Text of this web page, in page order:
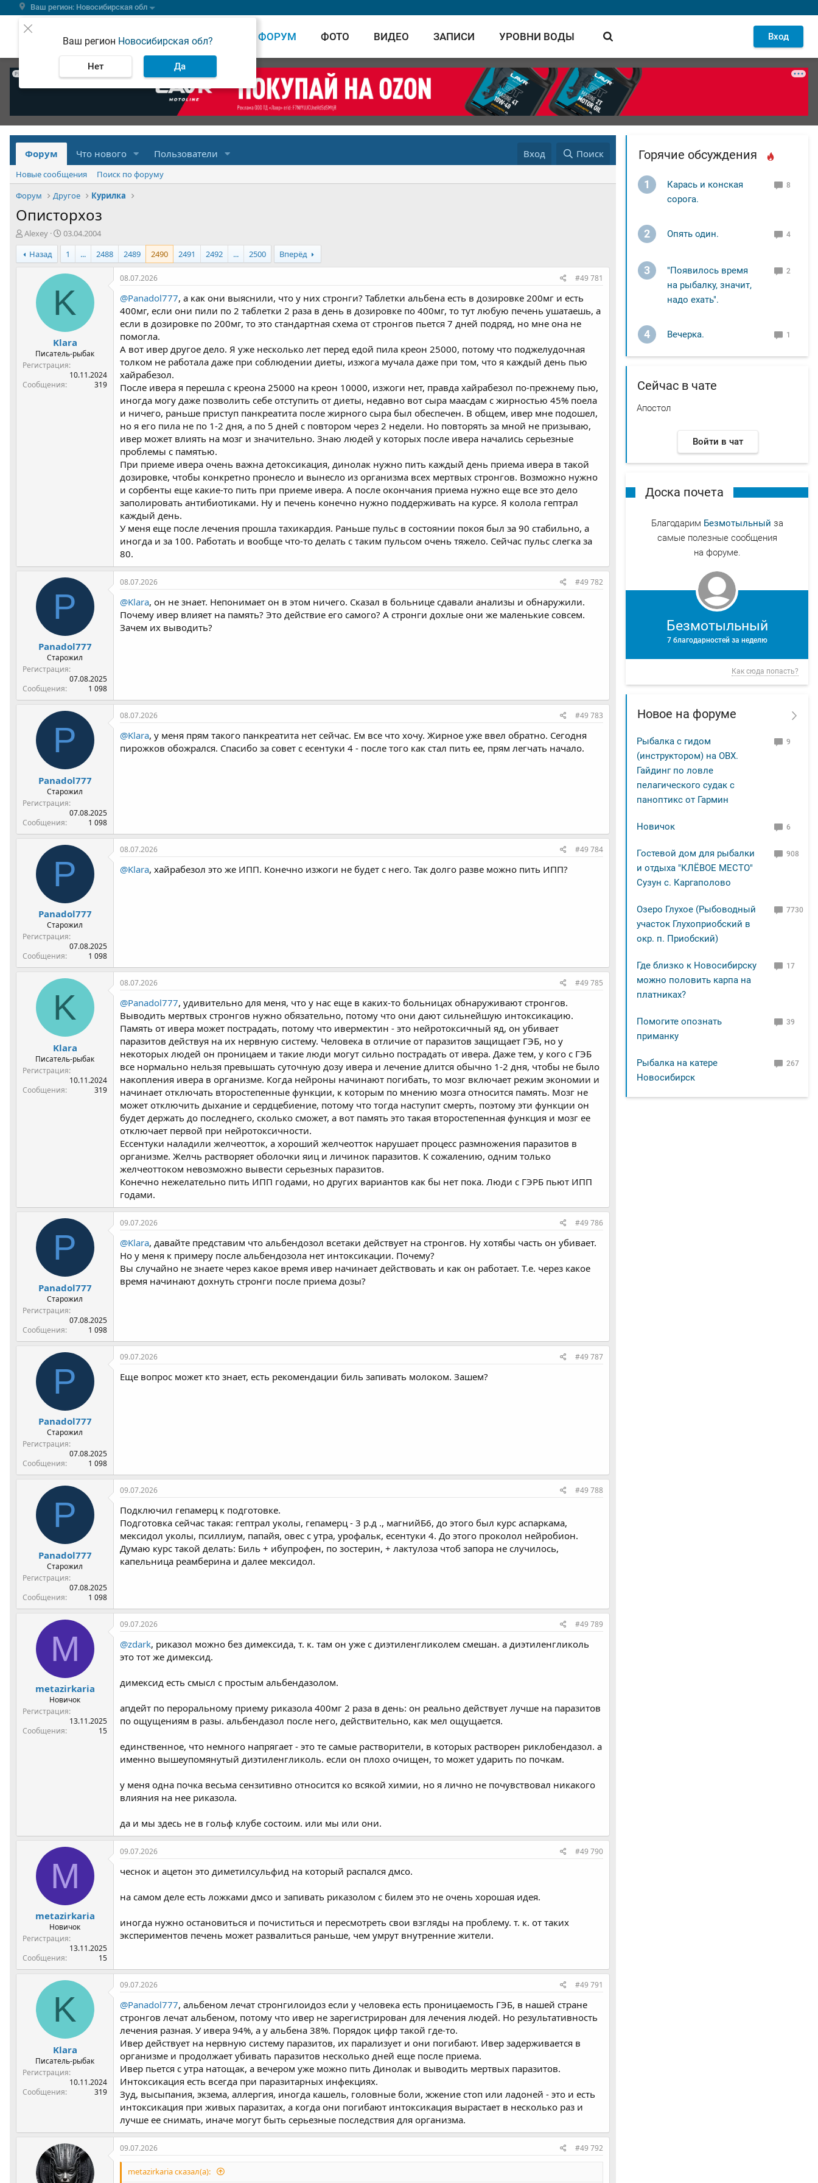
Ваш регион: Новосибирская обл
Ваш регион Новосибирская обл?
Нет Да
ВЕСТИ ФОРУМ ФОТО ВИДЕО ЗАПИСИ УРОВНИ ВОДЫ Вход
РЕКЛАМА
Форум Что нового Пользователи Вход Поиск
Новые сообщения
Поиск по форуму
Форум
Другое Курилка
Описторхоз
А
в
т
о
Alexey
Д
а
а
н
ч
а
а
03.04.2004
Назад
1 ... 2488 2489 2490 2491 2492 ... 2500 Вперёд
K
Klara
Писатель-рыбак
Регистрация
10.11.2024
Сообщения
319
08.07.2026 #49 781
@Panadol777, а как они выяснили, что у них стронги? Таблетки альбена есть в дозировке 200мг и есть
400мг, если они пили по 2 таблетки 2 раза в день в дозировке по 400мг, то тут любую печень ушатаешь, а
если в дозировке по 200мг, то это стандартная схема от стронгов пьется 7 дней подряд, но мне она не
помогла.
А вот ивер другое дело. Я уже несколько лет перед едой пила креон 25000, потому что поджелудочная
толком не работала даже при соблюдении диеты, изжога мучала даже при том, что я каждый день пью
хайрабезол.
После ивера я перешла с креона 25000 на креон 10000, изжоги нет, правда хайрабезол по-прежнему пью,
иногда могу даже позволить себе отступить от диеты, недавно вот сыра маасдам с жирностью 45% поела
и ничего, раньше приступ панкреатита после жирного сыра был обеспечен. В общем, ивер мне подошел,
но я его пила не по 1-2 дня, а по 5 дней с повтором через 2 недели. Но повторять за мной не призываю,
ивер может влиять на мозг и значительно. Знаю людей у которых после ивера начались серьезные
проблемы с памятью.
При приеме ивера очень важна детоксикация, динолак нужно пить каждый день приема ивера в такой
дозировке, чтобы конкретно пронесло и вынесло из организма всех мертвых стронгов. Возможно нужно
и сорбенты еще какие-то пить при приеме ивера. А после окончания приема нужно еще все это дело
заполировать антибиотиками. Ну и печень конечно нужно поддерживать на курсе. Я колола гептрал
каждый день.
У меня еще после лечения прошла тахикардия. Раньше пульс в состоянии покоя был за 90 стабильно, а
иногда и за 100. Работать и вообще что-то делать с таким пульсом очень тяжело. Сейчас пульс слегка за
80.
P
Panadol777
Старожил
Регистрация
07.08.2025
Сообщения
1 098
08.07.2026 #49 782
@Klara, он не знает. Непонимает он в этом ничего. Сказал в больнице сдавали анализы и обнаружили.
Почему ивер влияет на память? Это действие его самого? А стронги дохлые они же маленькие совсем.
Зачем их выводить?
P
Panadol777
Старожил
Регистрация
07.08.2025
Сообщения
1 098
08.07.2026 #49 783
@Klara, у меня прям такого панкреатита нет сейчас. Ем все что хочу. Жирное уже ввел обратно. Сегодня
пирожков обожрался. Спасибо за совет с есентуки 4 - после того как стал пить ее, прям легчать начало.
P
Panadol777
Старожил
Регистрация
07.08.2025
Сообщения
1 098
08.07.2026 #49 784
@Klara, хайрабезол это же ИПП. Конечно изжоги не будет с него. Так долго разве можно пить ИПП?
K
Klara
Писатель-рыбак
Регистрация
10.11.2024
Сообщения
319
08.07.2026 #49 785
@Panadol777, удивительно для меня, что у нас еще в каких-то больницах обнаруживают стронгов.
Выводить мертвых стронгов нужно обязательно, потому что они дают сильнейшую интоксикацию.
Память от ивера может пострадать, потому что ивермектин - это нейротоксичный яд, он убивает
паразитов действуя на их нервную систему. Человека в отличие от паразитов защищает ГЭБ, но у
некоторых людей он проницаем и такие люди могут сильно пострадать от ивера. Даже тем, у кого с ГЭБ
все нормально нельзя превышать суточную дозу ивера и лечение длится обычно 1-2 дня, чтобы не было
накопления ивера в организме. Когда нейроны начинают погибать, то мозг включает режим экономии и
начинает отключать второстепенные функции, к которым по мнению мозга относится память. Мозг не
может отключить дыхание и сердцебиение, потому что тогда наступит смерть, поэтому эти функции он
будет держать до последнего, сколько сможет, а вот память это такая второстепенная функция и мозг ее
отключает первой при нейротоксичности.
Ессентуки наладили желчеотток, а хороший желчеотток нарушает процесс размножения паразитов в
организме. Желчь растворяет оболочки яиц и личинок паразитов. К сожалению, одним только
желчеоттоком невозможно вывести серьезных паразитов.
Конечно нежелательно пить ИПП годами, но других вариантов как бы нет пока. Люди с ГЭРБ пьют ИПП
годами.
P
Panadol777
Старожил
Регистрация
07.08.2025
Сообщения
1 098
09.07.2026 #49 786
@Klara, давайте представим что альбендозол всетаки действует на стронгов. Ну хотябы часть он убивает.
Но у меня к примеру после альбендозола нет интоксикации. Почему?
Вы случайно не знаете через какое время ивер начинает действовать и как он работает. Т.е. через какое
время начинают дохнуть стронги после приема дозы?
P
Panadol777
Старожил
Регистрация
07.08.2025
Сообщения
1 098
09.07.2026 #49 787
Еще вопрос может кто знает, есть рекомендации биль запивать молоком. Зашем?
P
Panadol777
Старожил
Регистрация
07.08.2025
Сообщения
1 098
09.07.2026 #49 788
Подключил гепамерц к подготовке.
Подготовка сейчас такая: гептрал уколы, гепамерц - 3 р.д ., магнийБ6, до этого был курс аспаркама,
мексидол уколы, псиллиум, папайя, овес с утра, урофальк, есентуки 4. До этого проколол нейробион.
Думаю курс такой делать: Биль + ибупрофен, по зостерин, + лактулоза чтоб запора не случилось,
капельница реамберина и далее мексидол.
M
metazirkaria
Новичок
Регистрация
13.11.2025
Сообщения
15
09.07.2026 #49 789
@zdark, риказол можно без димексида, т. к. там он уже с диэтиленгликолем смешан. а диэтиленгликоль
это тот же димексид.
димексид есть смысл с простым альбендазолом.
апдейт по пероральному приему риказола 400мг 2 раза в день: он реально действует лучше на паразитов
по ощущениям в разы. альбендазол после него, действительно, как мел ощущается.
единственное, что немного напрягает - это те самые растворители, в которых растворен риклобендазол. а
именно вышеупомянутый диэтиленгликоль. если он плохо очищен, то может ударить по почкам.
у меня одна почка весьма сензитивно относится ко всякой химии, но я лично не почувствовал никакого
влияния на нее риказола.
да и мы здесь не в гольф клубе состоим. или мы или они.
M
metazirkaria
Новичок
Регистрация
13.11.2025
Сообщения
15
09.07.2026 #49 790
чеснок и ацетон это диметилсульфид на который распался дмсо.
на самом деле есть ложками дмсо и запивать риказолом с билем это не очень хорошая идея.
иногда нужно остановиться и почиститься и пересмотреть свои взгляды на проблему. т. к. от таких
экспериментов печень может развалиться раньше, чем умрут внутренние жители.
K
Klara
Писатель-рыбак
Регистрация
10.11.2024
Сообщения
319
09.07.2026 #49 791
@Panadol777, альбеном лечат стронгилоидоз если у человека есть проницаемость ГЭБ, в нашей стране
стронгов лечат альбеном, потому что ивер не зарегистрирован для лечения людей. Но результативность
лечения разная. У ивера 94%, а у альбена 38%. Порядок цифр такой где-то.
Ивер действует на нервную систему паразитов, их парализует и они погибают. Ивер задерживается в
организме и продолжает убивать паразитов несколько дней еще после приема.
Ивер пьется с утра натощак, а вечером уже можно пить Динолак и выводить мертвых паразитов.
Интоксикация есть всегда при паразитарных инфекциях.
Зуд, высыпания, экзема, аллергия, иногда кашель, головные боли, жжение стоп или ладоней - это и есть
интоксикация при живых паразитах, а когда они погибают интоксикация вырастает в несколько раз и
лучше ее снимать, иначе могут быть серьезные последствия для организма.
09.07.2026 #49 792
metazirkaria сказал(а):
Горячие обсуждения
1
Карась и конская
сорога.
8
2 Опять один. 4
3
"Появилось время
на рыбалку, значит,
надо ехать".
2
4 Вечерка. 1
Сейчас в чате
Апостол
Войти в чат
Доска почета
Благодарим Безмотыльный за
самые полезные сообщения
на форуме.
Безмотыльный
7 благодарностей за неделю
Как сюда попасть?
Новое на форуме
Рыбалка с гидом
(инструктором) на ОВХ.
Гайдинг по ловле
пелагического судак с
паноптикс от Гармин
9
Новичок 6
Гостевой дом для рыбалки
и отдыха "КЛЁВОЕ МЕСТО"
Сузун с. Каргаполово
908
Озеро Глухое (Рыбоводный
участок Глухоприобский в
окр. п. Приобский)
7730
Где близко к Новосибирску
можно половить карпа на
платниках?
17
Помогите опознать
приманку
39
Рыбалка на катере
Новосибирск
267